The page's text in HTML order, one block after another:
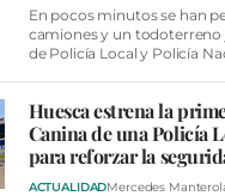
En pocos minutos se han
camiones y un
de Policía Local y Policía
Huesca estrena la
Canina de una Policía
para reforzar la
ACTUALIDADMercedes